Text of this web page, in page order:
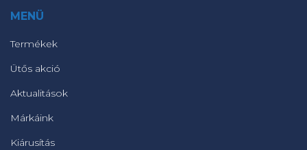
MENÜ
Termékek
Ütős akció
Aktualitások
Márkáink
Kiárusítás